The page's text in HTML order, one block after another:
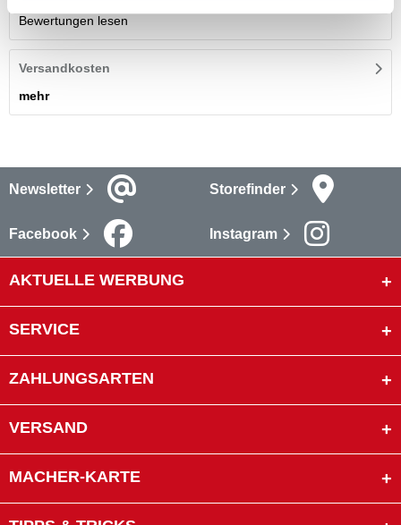
Bewertungen lesen
Versandkosten
mehr
Newsletter Storefinder
Facebook Instagram
AKTUELLE WERBUNG
SERVICE
ZAHLUNGSARTEN
VERSAND
MACHER-KARTE